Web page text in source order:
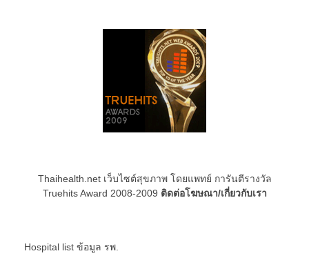
Thaihealth.net เว็บไซต์สุขภาพ โดยแพทย์ การันตีรางวัล
Truehits Award 2008-2009 ติดต่อโฆษณา/เกี่ยวกับเรา
Hospital list ข้อมูล รพ.